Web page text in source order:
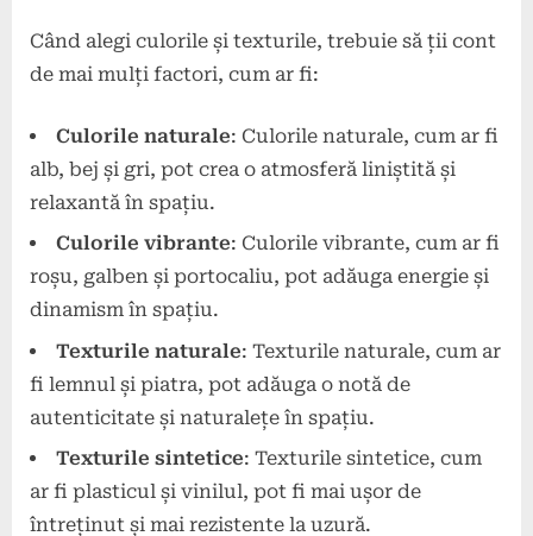
Când alegi culorile și texturile, trebuie să ții cont
de mai mulți factori, cum ar fi:
Culorile naturale: Culorile naturale, cum ar fi
alb, bej și gri, pot crea o atmosferă liniștită și
relaxantă în spațiu.
Culorile vibrante: Culorile vibrante, cum ar fi
roșu, galben și portocaliu, pot adăuga energie și
dinamism în spațiu.
Texturile naturale: Texturile naturale, cum ar
fi lemnul și piatra, pot adăuga o notă de
autenticitate și naturalețe în spațiu.
Texturile sintetice: Texturile sintetice, cum
ar fi plasticul și vinilul, pot fi mai ușor de
întreținut și mai rezistente la uzură.